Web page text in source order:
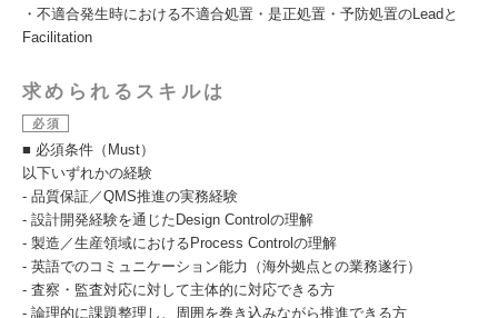
・不適合発生時における不適合処置・是正処置・予防処置のLeadと
Facilitation
求められるスキルは
必須
■ 必須条件（Must）
以下いずれかの経験
- 品質保証／QMS推進の実務経験
- 設計開発経験を通じたDesign Controlの理解
- 製造／生産領域におけるProcess Controlの理解
- 英語でのコミュニケーション能力（海外拠点との業務遂行）
- 査察・監査対応に対して主体的に対応できる方
- 論理的に課題整理し、周囲を巻き込みながら推進できる方